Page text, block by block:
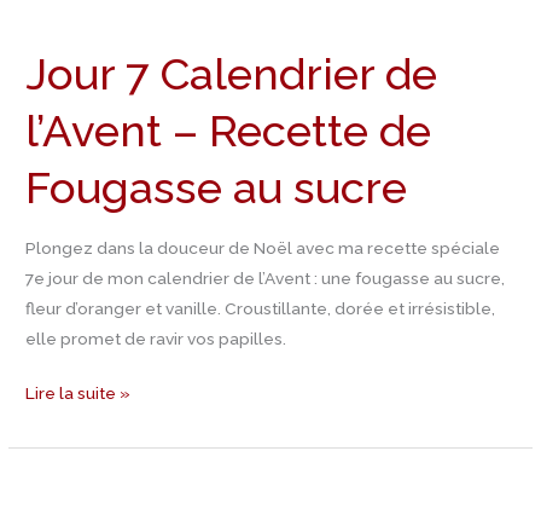
Jour 7 Calendrier de
l’Avent – Recette de
Fougasse au sucre
Plongez dans la douceur de Noël avec ma recette spéciale
7e jour de mon calendrier de l’Avent : une fougasse au sucre,
fleur d’oranger et vanille. Croustillante, dorée et irrésistible,
elle promet de ravir vos papilles.
Calendrier
de
l’Avent
Recette
Fougasse
au
sucre
Lire la suite »